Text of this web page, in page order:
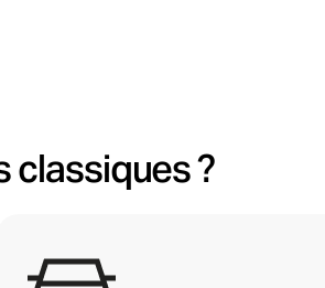
classiques ?